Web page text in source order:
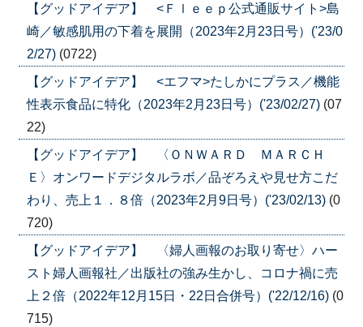
【グッドアイデア】 <Ｆｌｅｅｐ公式通販サイト>島
崎／敏感肌用の下着を展開（2023年2月23日号）('23/0
2/27) (0722)
【グッドアイデア】 <エフマ>たしかにプラス／機能
性表示食品に特化（2023年2月23日号）('23/02/27) (07
22)
【グッドアイデア】 〈ＯＮＷＡＲＤ ＭＡＲＣＨ
Ｅ〉オンワードデジタルラボ／品ぞろえや見せ方こだ
わり、売上１．８倍（2023年2月9日号）('23/02/13) (0
720)
【グッドアイデア】 〈婦人画報のお取り寄せ〉ハー
スト婦人画報社／出版社の強み生かし、コロナ禍に売
上２倍（2022年12月15日・22日合併号）('22/12/16) (0
715)